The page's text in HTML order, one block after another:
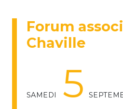
Forum
Chaville
SAMEDI 5